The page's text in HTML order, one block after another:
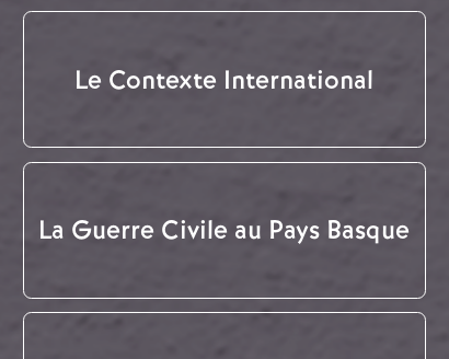
Le Contexte International
La Guerre Civile au Pays Basque